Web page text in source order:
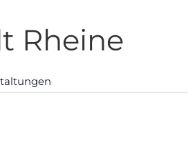
Rheine